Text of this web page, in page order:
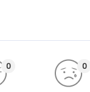
0 0